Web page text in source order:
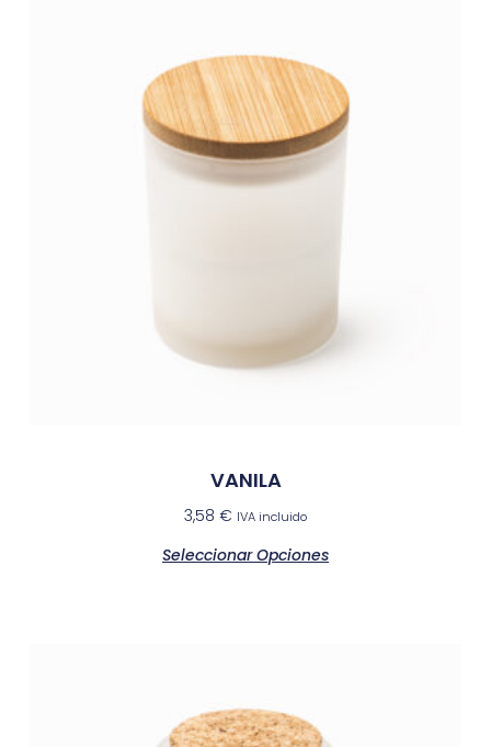
VANILA
3,58 € IVA incluido
Seleccionar Opciones